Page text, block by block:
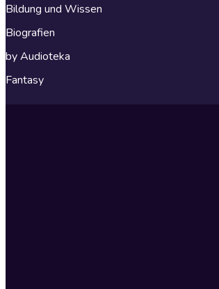
Bildung und Wissen
Biografien
by Audioteka
Fantasy